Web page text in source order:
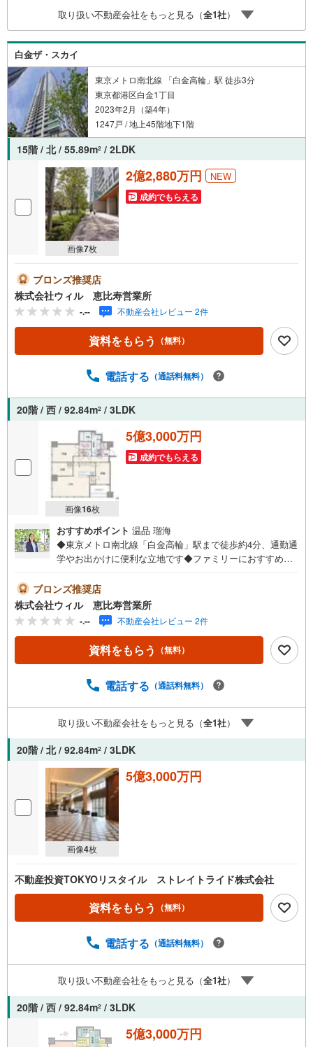
のご請求はお気軽にどうぞ♪お電話でのお問い合わせも常
時受け付けております！お気軽にお問い合わせください。
取り扱い不動産会社をもっと見る（全1社）
白金ザ・スカイ
東京メトロ南北線 「白金高輪」駅 徒歩3分
東京都港区白金1丁目
2023年2月（築4年）
1247戸 / 地上45階地下1階
15階 / 北 / 55.89m2 / 2LDK
画像7枚
2億2,880万円 NEW
成約でもらえる
ブロンズ推奨店
株式会社ウィル 恵比寿営業所
-.-- 不動産会社レビュー 2件
資料をもらう （無料）
電話する （通話料無料）
20階 / 西 / 92.84m2 / 3LDK
画像16枚
5億3,000万円
成約でもらえる
おすすめポイント 温品 瑠海
◆東京メトロ南北線「白金高輪」駅まで徒歩約4分、通勤通
学やお出かけに便利な立地です◆ファミリーにおすすめ！
間取りで、すっきりとしたお住まいを実現できます◆季節
物や大きなお荷物の収納に便利なWIC有り◆シューズボッ
クス、SIC付きですっきりとした玄関スペース◆湯温やお
湯の量を自動調整してくれるフルオートバス◆コンシェル
ジュサービスなど充実の共有施設◆不在がちな方の心強い
味方、宅配ボックスがございます◆「まいばすけっと（南
0】上記時間はお電話が繋がりやすくなっております。お気
タンよりご希望の日時をご記入いただけますとスムーズに
ご案内が可能です。**住宅ローン**諸費用込融資や築年数の
古い物件のローンも得意としており、最適な銀行をご提案
します。**リフォーム**理想の間取り、テイストを作り上げ
られます！リフォームプランナーの同行も可能です。
ブロンズ推奨店
株式会社ウィル 恵比寿営業所
-.-- 不動産会社レビュー 2件
資料をもらう （無料）
電話する （通話料無料）
取り扱い不動産会社をもっと見る（全1社）
20階 / 北 / 92.84m2 / 3LDK
画像4枚
5億3,000万円
不動産投資TOKYOリスタイル ストレイトライド株式会社
資料をもらう （無料）
電話する （通話料無料）
取り扱い不動産会社をもっと見る（全1社）
20階 / 西 / 92.84m2 / 3LDK
5億3,000万円